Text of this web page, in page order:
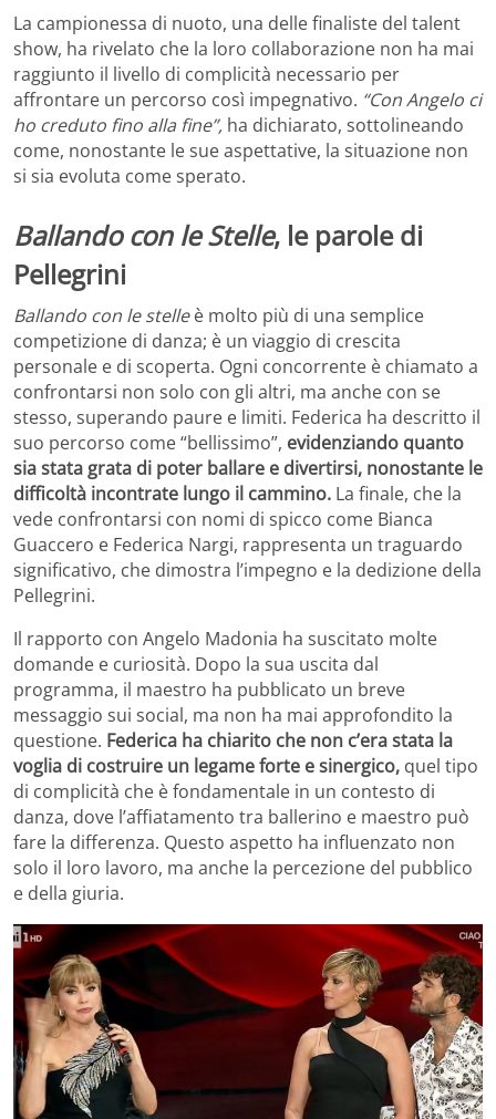
La campionessa di nuoto, una delle finaliste del talent
show, ha rivelato che la loro collaborazione non ha mai
raggiunto il livello di complicità necessario per
affrontare un percorso così impegnativo. “Con Angelo ci
ho creduto fino alla fine”, ha dichiarato, sottolineando
come, nonostante le sue aspettative, la situazione non
si sia evoluta come sperato.
Ballando con le Stelle, le parole di
Pellegrini
Ballando con le stelleè molto più di una semplice
competizione di danza; è un viaggio di crescita
personale e di scoperta. Ogni concorrente è chiamato a
confrontarsi non solo con gli altri, ma anche con se
stesso, superando paure e limiti. Federica ha descritto il
suo percorso come “bellissimo”, evidenziando quanto
sia stata grata di poter ballare e divertirsi, nonostante le
difficoltà incontrate lungo il cammino. La finale, che la
vede confrontarsi con nomi di spicco come Bianca
Guaccero e Federica Nargi, rappresenta un traguardo
significativo, che dimostra l’impegno e la dedizione della
Pellegrini.
Il rapporto con Angelo Madonia ha suscitato molte
domande e curiosità. Dopo la sua uscita dal
programma, il maestro ha pubblicato un breve
messaggio sui social, ma non ha mai approfondito la
questione. Federica ha chiarito che non c’era stata la
voglia di costruire un legame forte e sinergico, quel tipo
di complicità che è fondamentale in un contesto di
danza, dove l’affiatamento tra ballerino e maestro può
fare la differenza. Questo aspetto ha influenzato non
solo il loro lavoro, ma anche la percezione del pubblico
e della giuria.